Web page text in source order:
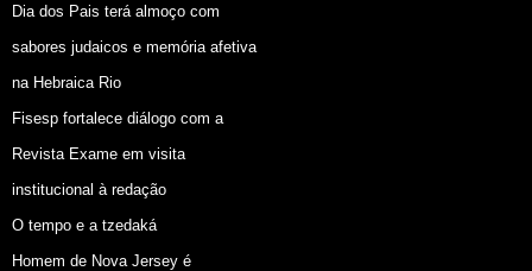
Dia dos Pais terá almoço com
sabores judaicos e memória afetiva
na Hebraica Rio
Fisesp fortalece diálogo com a
Revista Exame em visita
institucional à redação
O tempo e a tzedaká
Homem de Nova Jersey é